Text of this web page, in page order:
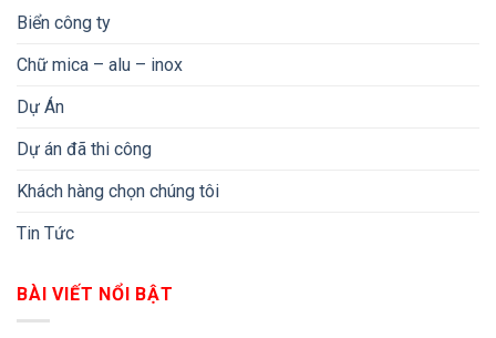
Biển công ty
Chữ mica – alu – inox
Dự Án
Dự án đã thi công
Khách hàng chọn chúng tôi
Tin Tức
BÀI VIẾT NỔI BẬT